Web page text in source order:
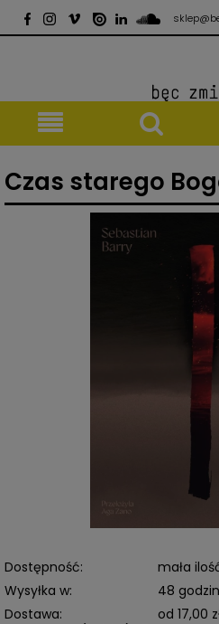
Czas starego
Dostępność:
mała
Wysyłka w:
48 godzin
Dostawa:
od 17,00